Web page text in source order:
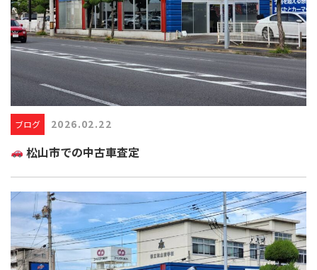
ブログ 2026.02.22
松山市での中古車査定